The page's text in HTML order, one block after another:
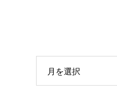
月を選択